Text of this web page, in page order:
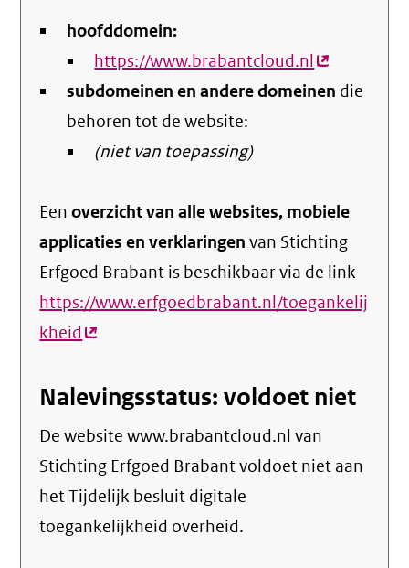
hoofddomein:
https://www.brabantcloud.nl(externe
link)
subdomeinen en andere domeinen die
behoren tot de website:
(niet van toepassing)
Eenoverzicht van alle websites, mobiele
applicaties en verklaringen van Stichting
Erfgoed Brabant is beschikbaar via de link
https://www.erfgoedbrabant.nl/toegankelij
kheid(externe
Nalevingsstatus: voldoet niet
De website www.brabantcloud.nl van
Stichting Erfgoed Brabant voldoet niet aan
het Tijdelijk besluit digitale
toegankelijkheid overheid.